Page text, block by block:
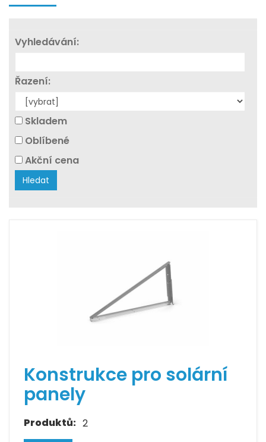
Vyhledávání:
Řazení:
Skladem
Oblíbené
Akční cena
Hledat
Konstrukce pro solární
panely
Produktů: 2